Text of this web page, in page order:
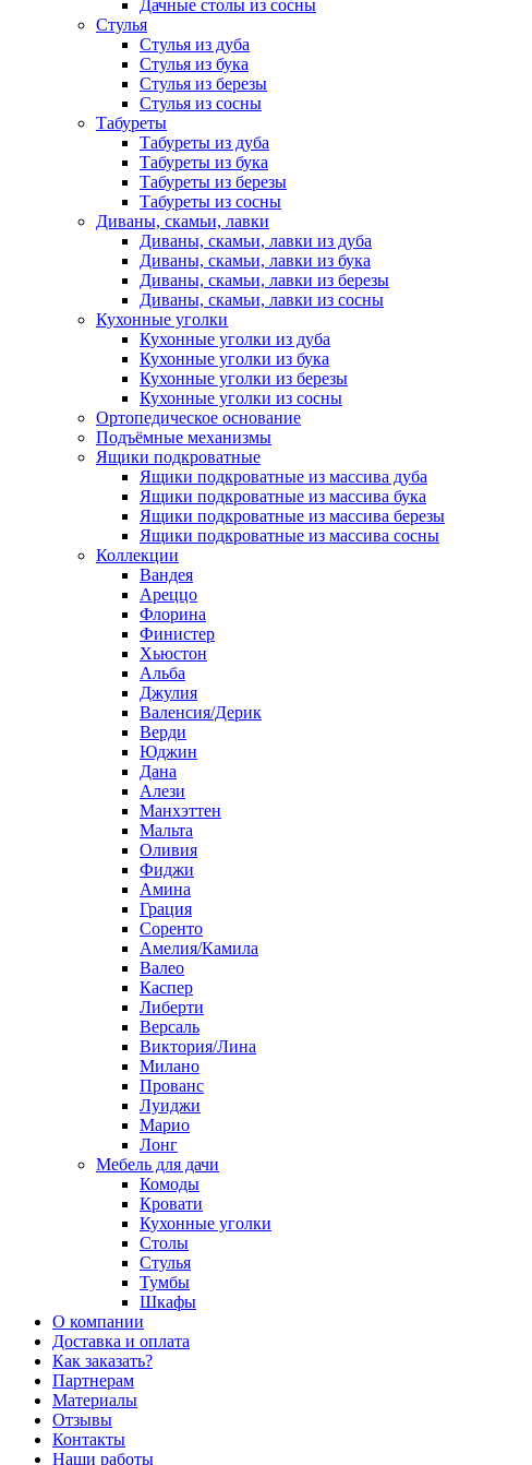
Дачные столы из сосны
Стулья
Стулья из дуба
Стулья из бука
Стулья из березы
Стулья из сосны
Табуреты
Табуреты из дуба
Табуреты из бука
Табуреты из березы
Табуреты из сосны
Диваны, скамьи, лавки
Диваны, скамьи, лавки из дуба
Диваны, скамьи, лавки из бука
Диваны, скамьи, лавки из березы
Диваны, скамьи, лавки из сосны
Кухонные уголки
Кухонные уголки из дуба
Кухонные уголки из бука
Кухонные уголки из березы
Кухонные уголки из сосны
Ортопедическое основание
Подъёмные механизмы
Ящики подкроватные
Ящики подкроватные из массива дуба
Ящики подкроватные из массива бука
Ящики подкроватные из массива березы
Ящики подкроватные из массива сосны
Коллекции
Вандея
Ареццо
Флорина
Финистер
Хьюстон
Альба
Джулия
Валенсия/Дерик
Верди
Юджин
Дана
Алези
Манхэттен
Мальта
Оливия
Фиджи
Амина
Грация
Соренто
Амелия/Камила
Валео
Каспер
Либерти
Версаль
Виктория/Лина
Милано
Прованс
Луиджи
Марио
Лонг
Мебель для дачи
Комоды
Кровати
Кухонные уголки
Столы
Стулья
Тумбы
Шкафы
О компании
Доставка и оплата
Как заказать?
Партнерам
Материалы
Отзывы
Контакты
Наши работы